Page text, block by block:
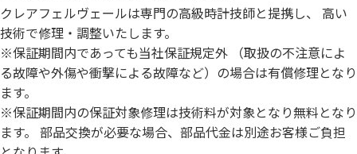
クレアフェルヴェールは専門の高級時計技師と提携し、 高い
技術で修理・調整いたします。
※保証期間内であっても当社保証規定外 （取扱の不注意によ
る故障や外傷や衝撃による故障など）の場合は有償修理となり
ます。
※保証期間内の保証対象修理は技術料が対象となり無料となり
ます。 部品交換が必要な場合、部品代金は別途お客様ご負担